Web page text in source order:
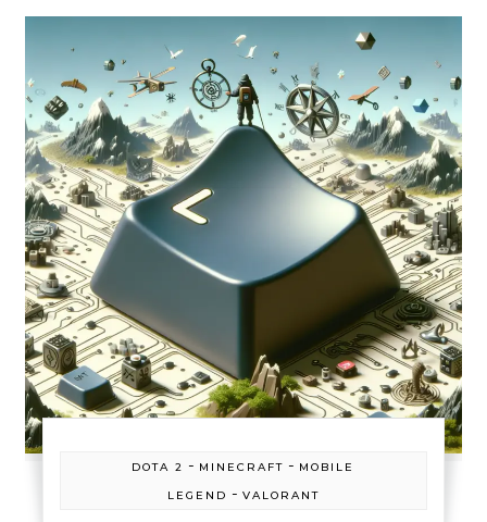
DOTA 2 - MINECRAFT - MOBILE
LEGEND - VALORANT